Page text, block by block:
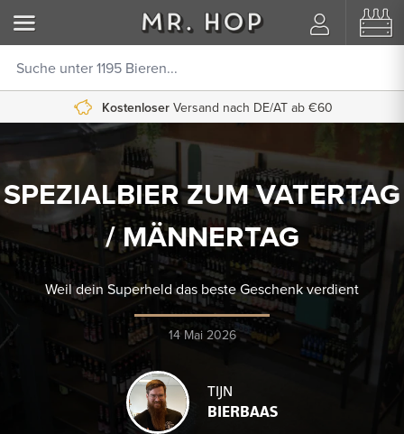
Kostenloser Versand nach DE/AT ab €60
SPEZIALBIER ZUM VATERTAG
/ MÄNNERTAG
Weil dein Superheld das beste Geschenk verdient
14 Mai 2026
TIJN
BIERBAAS